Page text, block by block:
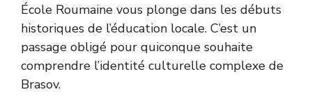
École Roumaine vous plonge dans les débuts
historiques de l’éducation locale. C’est un
passage obligé pour quiconque souhaite
comprendre l’identité culturelle complexe de
Brasov.